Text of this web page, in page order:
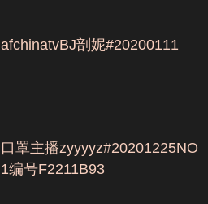
afchinatvBJ剖妮#20200111
口罩主播zyyyyz#20201225NO
1编号F2211B93